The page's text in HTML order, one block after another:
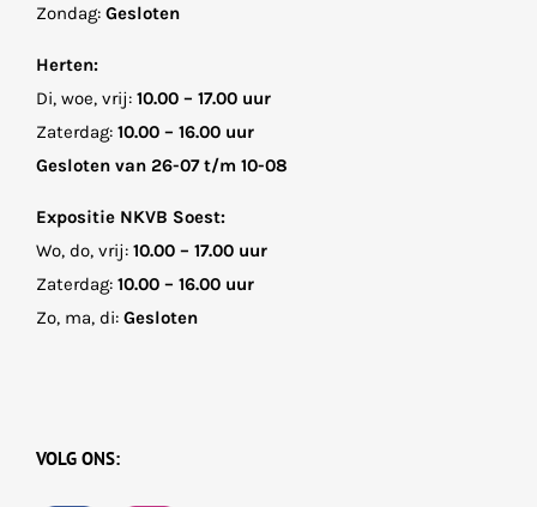
Zondag: Gesloten
Herten:
Di, woe, vrij: 10.00 – 17.00 uur
Zaterdag: 10.00 – 16.00 uur
Gesloten van 26-07 t/m 10-08
Expositie NKVB Soest:
Wo, do, vrij: 10.00 – 17.00 uur
Zaterdag: 10.00 – 16.00 uur
Zo, ma, di: Gesloten
VOLG ONS: